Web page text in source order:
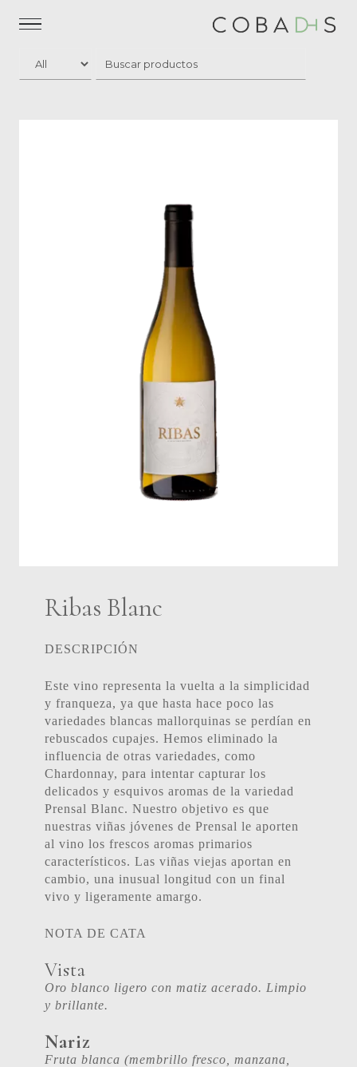
Ribas Blanc
DESCRIPCIÓN
Este vino representa la vuelta a la simplicidad
y franqueza, ya que hasta hace poco las
variedades blancas mallorquinas se perdían en
rebuscados cupajes. Hemos eliminado la
influencia de otras variedades, como
Chardonnay, para intentar capturar los
delicados y esquivos aromas de la variedad
Prensal Blanc. Nuestro objetivo es que
nuestras viñas jóvenes de Prensal le aporten
al vino los frescos aromas primarios
característicos. Las viñas viejas aportan en
cambio, una inusual longitud con un final
vivo y ligeramente amargo.
NOTA DE CATA
Vista
Oro blanco ligero con matiz acerado. Limpio
y brillante.
Nariz
Fruta blanca (membrillo fresco, manzana,